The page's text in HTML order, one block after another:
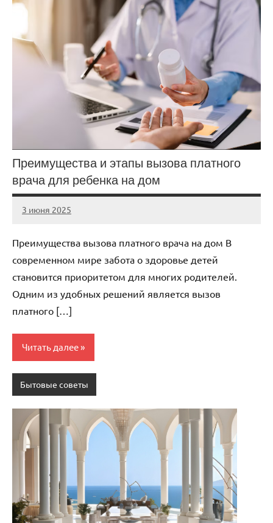
Преимущества и этапы вызова платного
врача для ребенка на дом
3 июня 2025
Avtor
Нет
Преимущества вызова платного врача на дом В
современном мире забота о здоровье детей
становится приоритетом для многих родителей.
Одним из удобных решений является вызов
платного […]
Читать далее
Бытовые советы